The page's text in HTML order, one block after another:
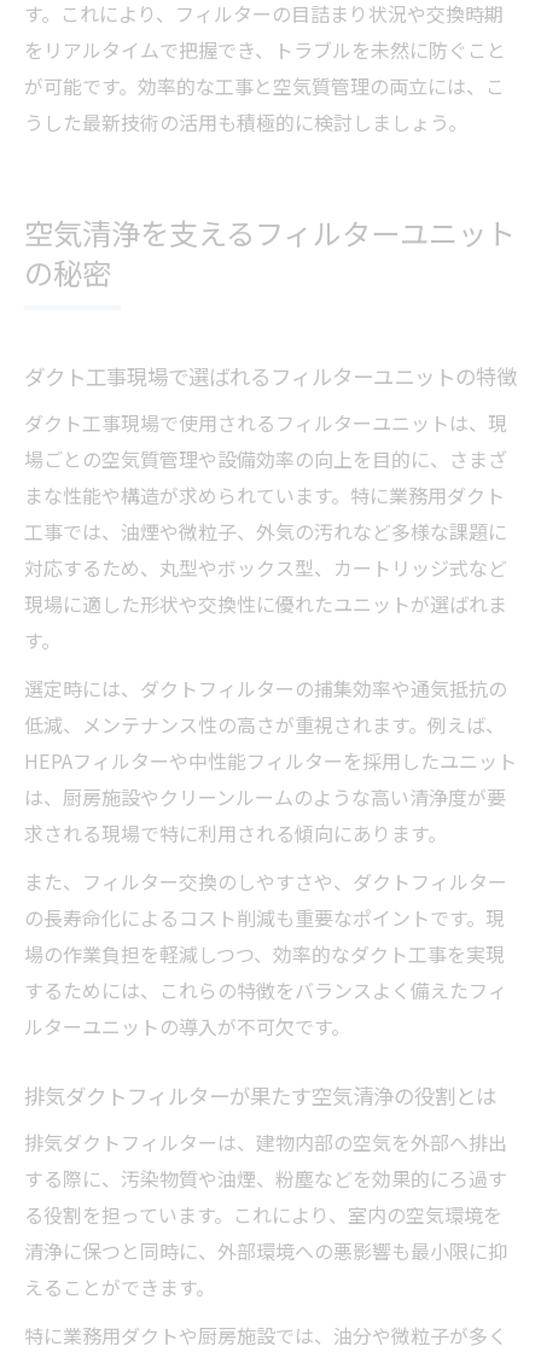
す。これにより、フィルターの目詰まり状況や交換時期
をリアルタイムで把握でき、トラブルを未然に防ぐこと
が可能です。効率的な工事と空気質管理の両立には、こ
うした最新技術の活用も積極的に検討しましょう。
空気清浄を支えるフィルターユニット
の秘密
ダクト工事現場で選ばれるフィルターユニットの特徴
ダクト工事現場で使用されるフィルターユニットは、現
場ごとの空気質管理や設備効率の向上を目的に、さまざ
まな性能や構造が求められています。特に業務用ダクト
工事では、油煙や微粒子、外気の汚れなど多様な課題に
対応するため、丸型やボックス型、カートリッジ式など
現場に適した形状や交換性に優れたユニットが選ばれま
す。
選定時には、ダクトフィルターの捕集効率や通気抵抗の
低減、メンテナンス性の高さが重視されます。例えば、
HEPAフィルターや中性能フィルターを採用したユニット
は、厨房施設やクリーンルームのような高い清浄度が要
求される現場で特に利用される傾向にあります。
また、フィルター交換のしやすさや、ダクトフィルター
の長寿命化によるコスト削減も重要なポイントです。現
場の作業負担を軽減しつつ、効率的なダクト工事を実現
するためには、これらの特徴をバランスよく備えたフィ
ルターユニットの導入が不可欠です。
排気ダクトフィルターが果たす空気清浄の役割とは
排気ダクトフィルターは、建物内部の空気を外部へ排出
する際に、汚染物質や油煙、粉塵などを効果的にろ過す
る役割を担っています。これにより、室内の空気環境を
清浄に保つと同時に、外部環境への悪影響も最小限に抑
えることができます。
特に業務用ダクトや厨房施設では、油分や微粒子が多く